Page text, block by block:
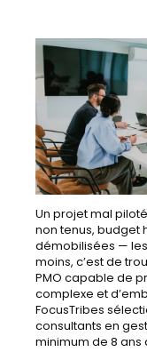
Un projet mal
non tenus, budget
démobilisées — les
moins, c’est de
PMO capable de
complexe et
FocusTribes
consultants en
minimum de 8 ans